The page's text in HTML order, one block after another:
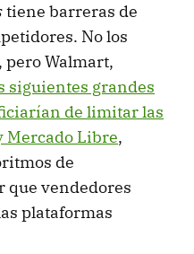
tiene barreras de
No los
Walmart,
siguientes grandes
de limitar las
Mercado Libre,
de
que vendedores
plataformas